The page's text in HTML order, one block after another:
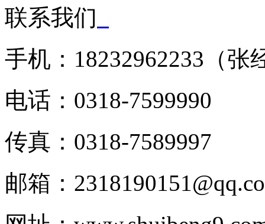
联系我们
手机：18232962233（张
电话：0318-7599990
传真：0318-7589997
邮箱：